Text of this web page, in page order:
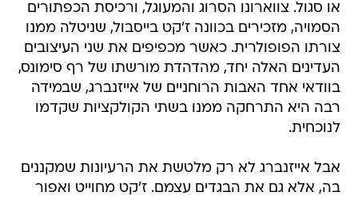
או סגול. צווארונו הסרוג והמעוגל, ורכיסת הכפתורים
הסמויה, מזכירים בכוונה ז'קט בייסבול, שניטלה ממנו
צורתו הפופולרית. כאשר מכפיפים את שני העיצובים
העדינים האלה יחד, מהדהדת מורשתו של רף סימונס,
בוודאי אחד האבות הרוחניים של אייזנברג, שבמידה
רבה היא התרחקה ממנו בשתי הקולקציות שקדמו
לנוכחית.
אבל אייזנברג לא רק מלטשת את הרעיונות שמקננים
בה, אלא גם את הבגדים עצמם. ז'קט מחוייט ואפור